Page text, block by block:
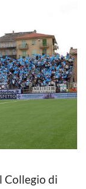
Collegio di